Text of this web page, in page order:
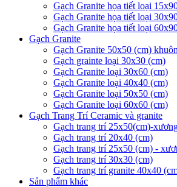
Gạch Granite họa tiết loại
Gạch Granite họa tiết loại
Gạch Granite họa tiết loại
Gạch Granite
Gạch Granite 50x50 (cm)
Gạch grainte loại 30x30 (cm)
Gạch Granite loại 30x60 (cm)
Gạch Granite loại 40x40 (cm)
Gạch Granite loại 50x50 (cm)
Gạch Granite loại 60x60 (cm)
Gạch Trang Trí Ceramic và granite
Gạch trang trí 25x50(cm)-
Gạch trang trí 20x40 (cm)
Gạch trang trí 25x50 (cm) -
Gạch trang trí 30x30 (cm)
Gạch trang trí granite 40x40
Sản phẩm khác